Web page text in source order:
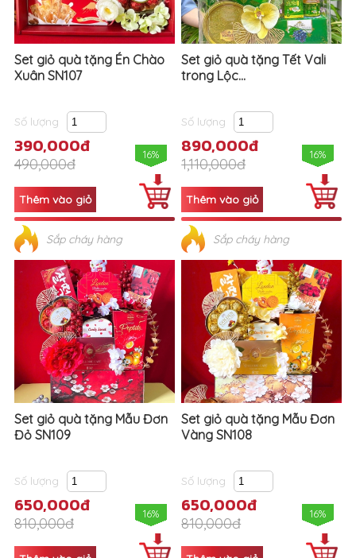
Set giỏ quà tặng Én Chào
Xuân SN107
Số lượng
390,000đ
490,000đ
16%
Sắp cháy hàng
Set giỏ quà tặng Tết Vali
trong Lộc...
Số lượng
890,000đ
1,110,000đ
16%
Sắp cháy hàng
Set giỏ quà tặng Mẫu Đơn
Đỏ SN109
Số lượng
650,000đ
810,000đ
16%
Set giỏ quà tặng Mẫu Đơn
Vàng SN108
Số lượng
650,000đ
810,000đ
16%